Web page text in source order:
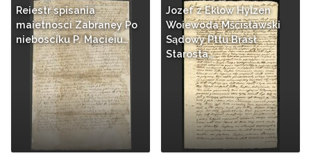
Reiestr spisania
maietnosci Zabraney Po
niebosciku P. Macieiu…
Jozef z Eklow Hylzen
Woiewoda Mśćisławski
Sądowy Pttu Brasł
Starosta…